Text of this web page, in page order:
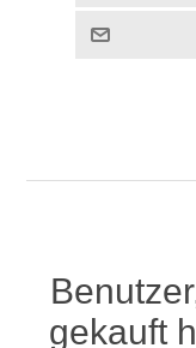
gekauft